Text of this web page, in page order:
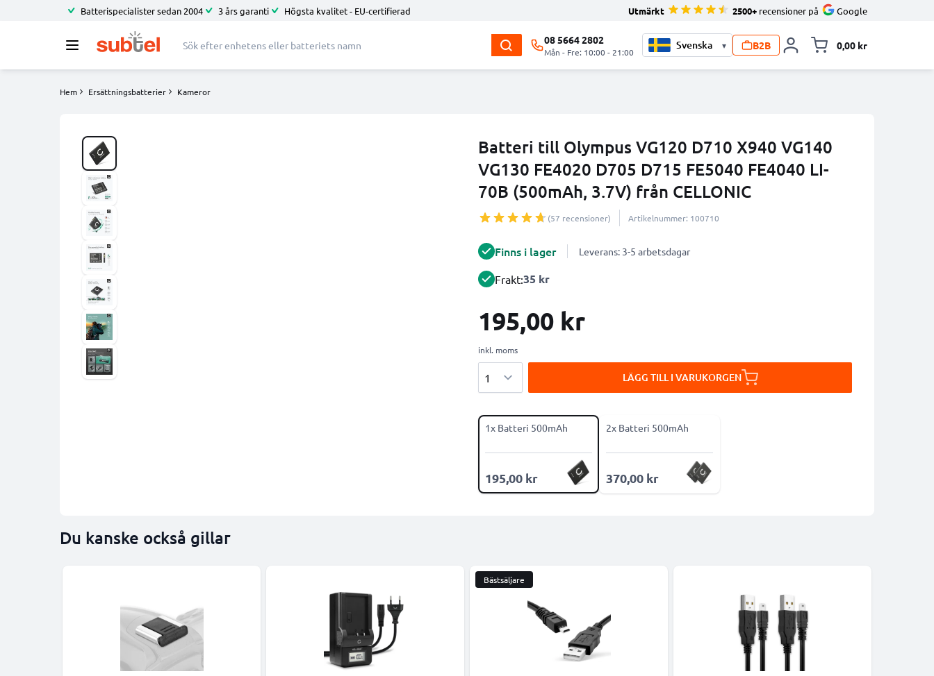
Batterispecialister sedan 2004 3 års garanti Högsta kvalitet - EU-certifierad Utmärkt 2500+ recensioner på Google
08 5664 2802
Mån - Fre: 10:00 - 21:00
▾ B2B 0,00 kr
Hem Ersättningsbatterier Kameror
Batteri till Olympus VG120 D710 X940 VG140
VG130 FE4020 D705 D715 FE5040 FE4040 LI-
70B (500mAh, 3.7V) från CELLONIC
(57 recensioner) Artikelnummer: 100710
Finns i lager Leverans: 3-5 arbetsdagar
Frakt:35 kr
195,00 kr
inkl. moms
LÄGG TILL I VARUKORGEN
1x Batteri 500mAh
195,00 kr
2x Batteri 500mAh
370,00 kr
Du kanske också gillar
Bästsäljare